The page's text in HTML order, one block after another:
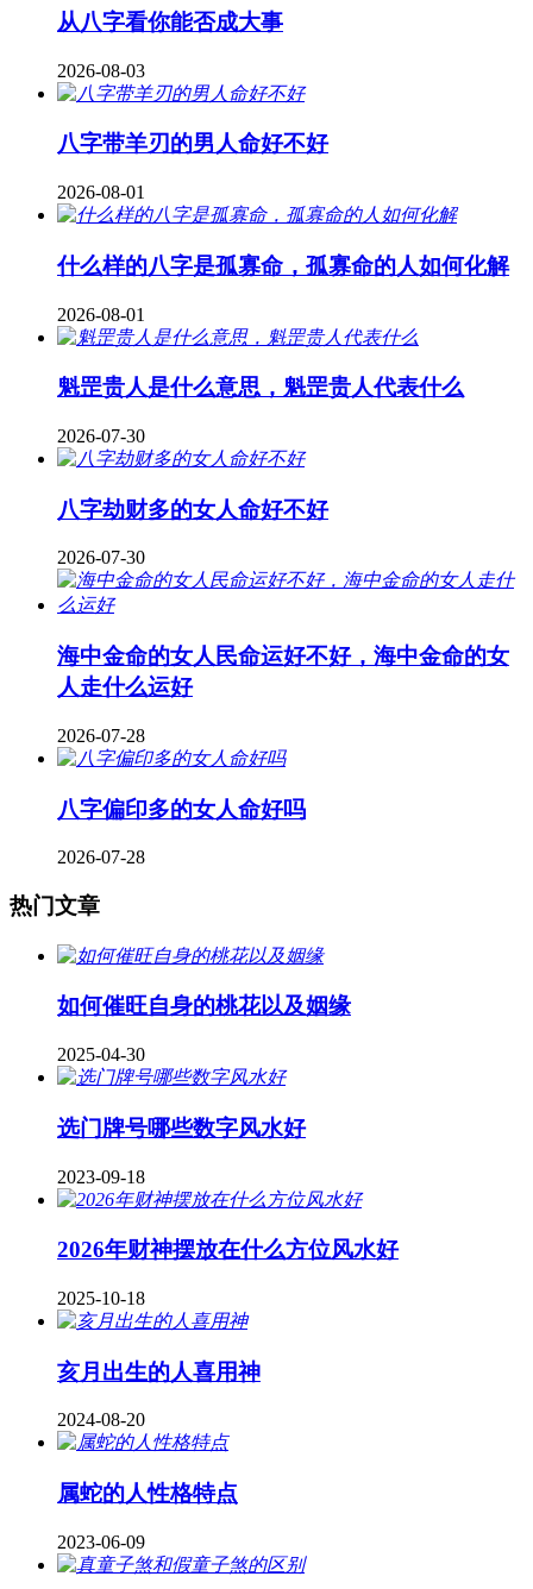
从八字看你能否成大事
2026-08-03
八字带羊刃的男人命好不好
2026-08-01
什么样的八字是孤寡命，孤寡命的人如何化解
2026-08-01
魁罡贵人是什么意思，魁罡贵人代表什么
2026-07-30
八字劫财多的女人命好不好
2026-07-30
海中金命的女人民命运好不好，海中金命的女
人走什么运好
2026-07-28
八字偏印多的女人命好吗
2026-07-28
热门文章
如何催旺自身的桃花以及姻缘
2025-04-30
​选门牌号哪些数字风水好
2023-09-18
2026年财神摆放在什么方位风水好
2025-10-18
亥月出生的人喜用神
2024-08-20
属蛇的人性格特点
2023-06-09